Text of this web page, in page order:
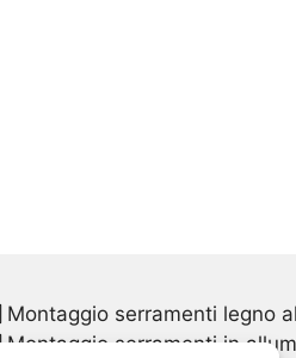
Montaggio serramenti legno
Montaggio serramenti in